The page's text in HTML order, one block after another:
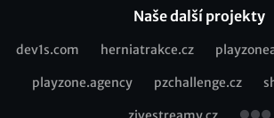
Naše další projekty
Recommended
dev1s.com herniatrakce.cz
playzone.agency pzchallenge.cz